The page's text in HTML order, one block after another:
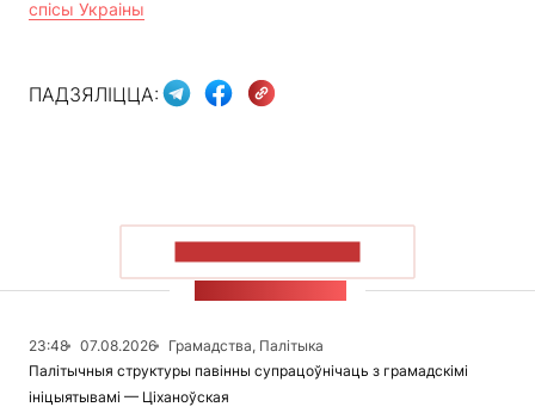
спісы Украіны
ПАДЗЯЛІЦЦА:
23:48 07.08.2026
Грамадства, Палітыка
Палітычныя структуры павінны супрацоўнічаць з грамадскімі
ініцыятывамі — Ціханоўская